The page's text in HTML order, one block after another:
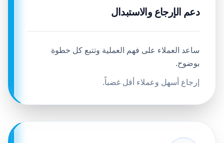
دعم الإرجاع والاستبدال
ساعد العملاء على فهم العملية وتتبع كل خطوة
بوضوح.
إرجاع أسهل وعملاء أقل غضباً.